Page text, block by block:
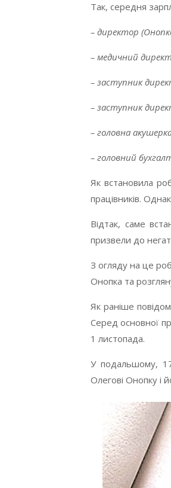
Так, середня
– директор
– медичний
– заступник
– заступник
– головна
– головний
Як встановила
працівників.
Відтак, саме
призвели до
З огляду на це
Онопка та
Як раніше
Серед основної
1 листопада.
У подальшому, 17
Олегові Онопку і